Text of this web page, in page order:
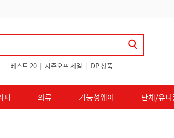
베스트 20 | 시즌오프 세일 | DP 상품
퍼 의류 기능성웨어 단체/유